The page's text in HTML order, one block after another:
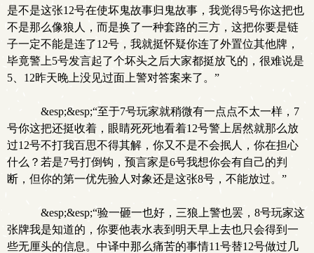
是不是这张12号在使坏鬼故事归鬼故事，我觉得5号你这把也
不是那么像狼人，而是换了一种套路的三方，这把你要是链
子一定不能是连了12号，我就挺怀疑你连了外置位其他牌，
毕竟警上5号发言起了个坏头之后大家都挺放飞的，很难说是
5、12昨天晚上没见过面上警对答案来了。”
&esp;&esp;“至于7号玩家就稍微有一点点不太一样，7
号你这把还挺收着，眼睛死死地看着12号警上居然就那么放
过12号不打我百思不得其解，你又不是不会抿人，你在担心
什么？若是7号打倒钩，预言家是6号我想你会有自己的判
断，但你的第一优先验人对象还是这张8号，不能放过。”
&esp;&esp;“验一砸一也好，三狼上警也罢，8号玩家这
张牌我是知道的，你要他表水表到明天早上去也只会得到一
些无厘头的信息。中译中那么痛苦的事情11号替12号做过几